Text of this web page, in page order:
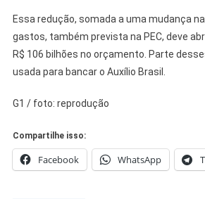
Essa redução, somada a uma mudança
gastos, também prevista na PEC, deve
R$ 106 bilhões no orçamento. Parte
usada para bancar o Auxílio Brasil.
G1 / foto: reprodução
Compartilhe isso:
Facebook WhatsApp